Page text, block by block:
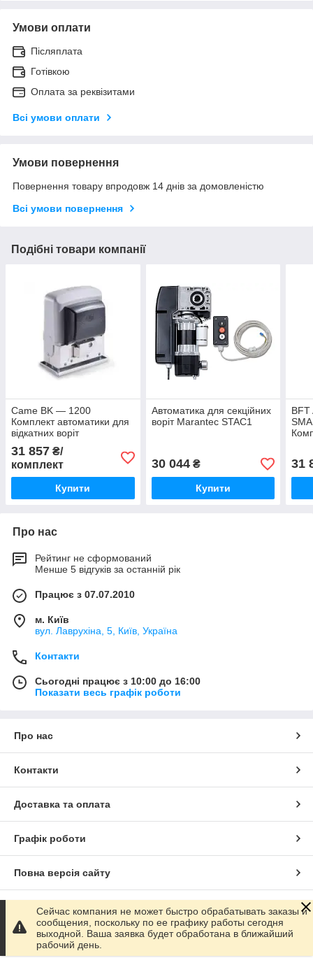
Умови оплати
Післяплата
Готівкою
Оплата за реквізитами
Всі умови оплати
Умови повернення
Повернення товару впродовж 14 днів за домовленістю
Всі умови повернення
Подібні товари компанії
Came BK — 1200
Комплект автоматики для
відкатних воріт
31 857 ₴/
комплект
Купити
Автоматика для секційних
воріт Marantec STAC1
30 044₴
Купити
BFT
31
Про нас
Рейтинг не сформований
Менше 5 відгуків за останній рік
Працює з 07.07.2010
м. Київ
вул. Лаврухіна, 5, Київ, Україна
Контакти
Сьогодні працює з 10:00 до 16:00
Показати весь графік роботи
Про нас
Контакти
Доставка та оплата
Графік роботи
Повна версія сайту
Сайт створено на маркетплейсі Prom.ua
Політика конфіденційності
Сейчас компания не может быстро обрабатывать заказы и
сообщения, поскольку по ее графику работы сегодня
выходной. Ваша заявка будет обработана в ближайший
рабочий день.